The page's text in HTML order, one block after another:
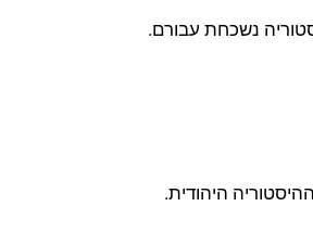
נשכחת עבורם.
היהודית.